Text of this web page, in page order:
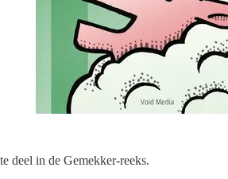
deel in de Gemekker-reeks.